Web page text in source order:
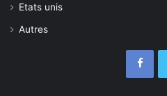
Etats unis
Autres